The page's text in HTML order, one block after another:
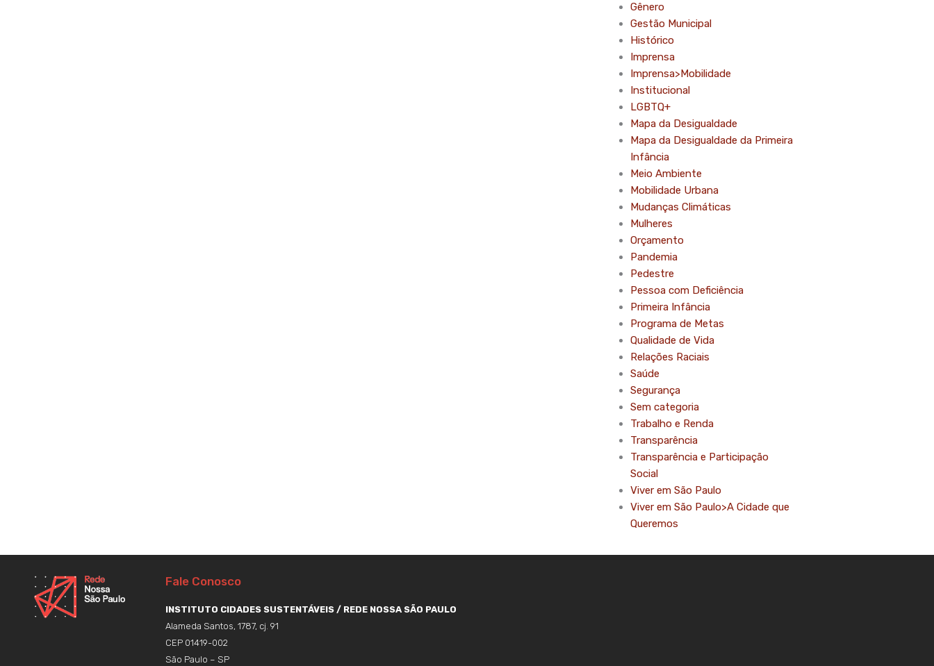
Gênero
Gestão Municipal
Histórico
Imprensa
Imprensa>Mobilidade
Institucional
LGBTQ+
Mapa da Desigualdade
Mapa da Desigualdade da Primeira
Infância
Meio Ambiente
Mobilidade Urbana
Mudanças Climáticas
Mulheres
Orçamento
Pandemia
Pedestre
Pessoa com Deficiência
Primeira Infância
Programa de Metas
Qualidade de Vida
Relações Raciais
Saúde
Segurança
Sem categoria
Trabalho e Renda
Transparência
Transparência e Participação
Social
Viver em São Paulo
Viver em São Paulo>A Cidade que
Queremos
Fale Conosco
INSTITUTO CIDADES SUSTENTÁVEIS / REDE NOSSA SÃO PAULO
Alameda Santos, 1787, cj. 91
CEP 01419-002
São Paulo – SP